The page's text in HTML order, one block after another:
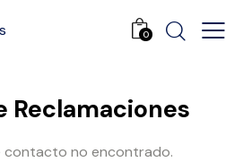
0
Reclamaciones
contacto no encontrado.